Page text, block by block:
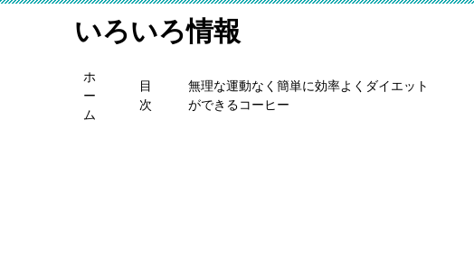
いろいろ情報
ホ
ー
ム
目
次
無理な運動なく簡単に効率よくダイエット
ができるコーヒー